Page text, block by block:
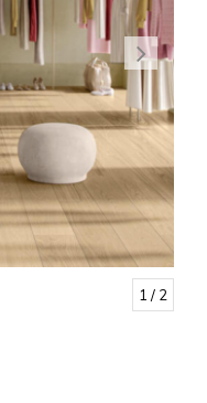
1 / 2